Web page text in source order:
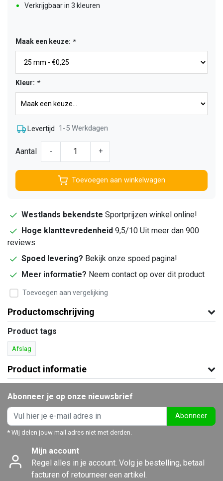
Verkrijgbaar in 3 kleuren
Maak een keuze: *
Kleur: *
Levertijd 1-5 Werkdagen
Aantal - +
Toevoegen aan winkelwagen
Westlands bekendste Sportprijzen winkel online!
Hoge klanttevredenheid 9,5/10 Uit meer dan 900
reviews
Spoed levering? Bekijk onze spoed pagina!
Meer informatie? Neem contact op over dit product
Toevoegen aan vergelijking
Productomschrijving
Product tags
Afslag
Product informatie
Abonneer je op onze nieuwsbrief
Abonneer
* Wij delen jouw mail adres niet met derden.
Mijn account
Regel alles in je account. Volg je bestelling, betaal
facturen of retourneer een artikel.